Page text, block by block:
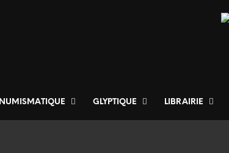
NUMISMATIQUE GLYPTIQUE LIBRAIRIE